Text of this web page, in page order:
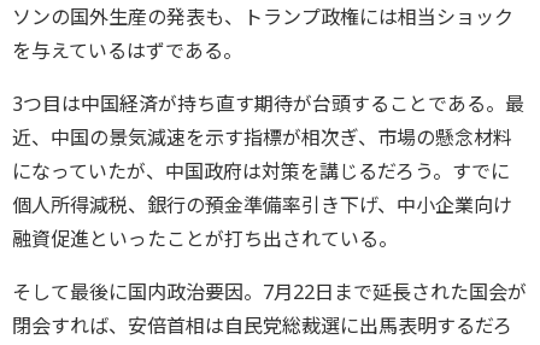
ソンの国外生産の発表も、トランプ政権には相当ショック
を与えているはずである。
3つ目は中国経済が持ち直す期待が台頭することである。最
近、中国の景気減速を示す指標が相次ぎ、市場の懸念材料
になっていたが、中国政府は対策を講じるだろう。すでに
個人所得減税、銀行の預金準備率引き下げ、中小企業向け
融資促進といったことが打ち出されている。
そして最後に国内政治要因。7月22日まで延長された国会が
閉会すれば、安倍首相は自民党総裁選に出馬表明するだろ